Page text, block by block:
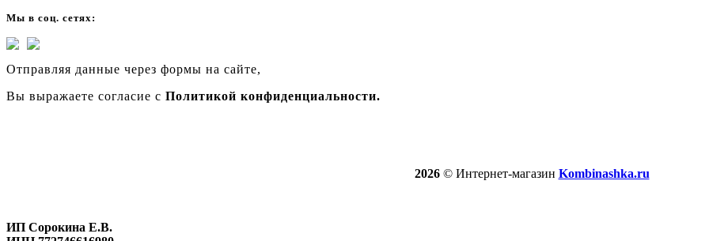
Мы в соц. сетях:
Отправляя данные через формы на сайте,
Вы выражаете согласие с Политикой конфиденциальности.
2026© Интернет-магазин Kombinashka.ru
ИП Сорокина Е.В.